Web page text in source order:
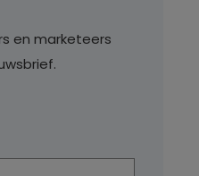
en marketeers